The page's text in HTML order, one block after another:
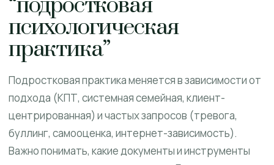
психологическая
практика”
Подростковая практика меняется в зависимости от
подхода (КПТ, системная семейная, клиент-
центрированная) и частых запросов (тревога,
буллинг, самооценка, интернет-зависимость).
Важно понимать, какие документы и инструменты